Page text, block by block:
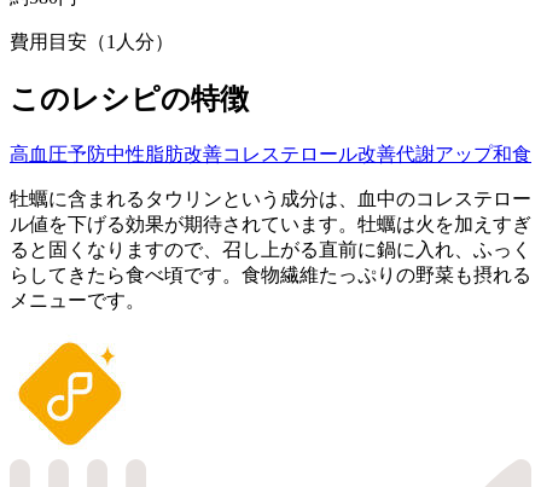
費用目安（1人分）
このレシピの特徴
高血圧予防中性脂肪改善コレステロール改善代謝アップ和食
牡蠣に含まれるタウリンという成分は、血中のコレステロー
ル値を下げる効果が期待されています。牡蠣は火を加えすぎ
ると固くなりますので、召し上がる直前に鍋に入れ、ふっく
らしてきたら食べ頃です。食物繊維たっぷりの野菜も摂れる
メニューです。